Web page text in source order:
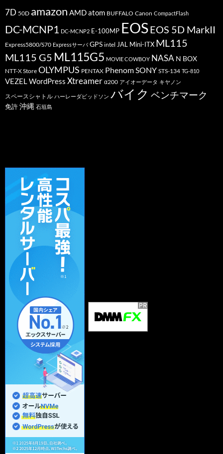
7D 50D amazon AMDatom BUFFALO Canon CompactFlash
DC-MCNP1 DC-MCNP2 E-100MP EOSEOS 5D MarkII
Express5800/S70 Expressサーバ GPS intel JAL Mini-ITX ML115
ML115 G5 ML115G5 MOVIE COWBOY NASA N BOX
NTT-X Store OLYMPUS PENTAX PhenomSONY STS-134 TG-810
VEZELWordPress Xtreamer α200 アイオーデータ キヤノン
スペースシャトル ハーレーダビッドソン バイク ベンチマーク
免許沖縄 石垣島